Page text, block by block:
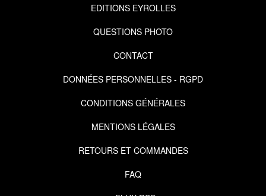
EDITIONS EYROLLES
QUESTIONS PHOTO
CONTACT
DONNÉES PERSONNELLES - RGPD
CONDITIONS GÉNÉRALES
MENTIONS LÉGALES
RETOURS ET COMMANDES
FAQ